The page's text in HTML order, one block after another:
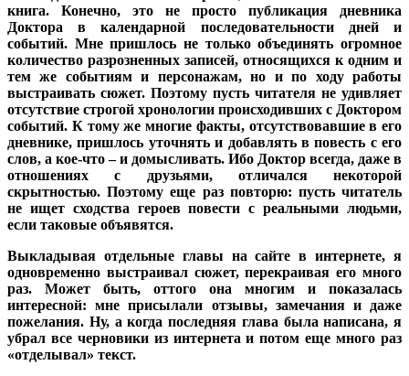
книга. Конечно, это не просто публикация дневника
Доктора в календарной последовательности дней и
событий. Мне пришлось не только объединять огромное
количество разрозненных записей, относящихся к одним и
тем же событиям и персонажам, но и по ходу работы
выстраивать сюжет. Поэтому пусть читателя не удивляет
отсутствие строгой хронологии происходивших с Доктором
событий. К тому же многие факты, отсутствовавшие в его
дневнике, пришлось уточнять и добавлять в повесть с его
слов, а кое-что – и домысливать. Ибо Доктор всегда, даже в
отношениях с друзьями, отличался некоторой
скрытностью. Поэтому еще раз повторю: пусть читатель
не ищет сходства героев повести с реальными людьми,
если таковые объявятся.
Выкладывая отдельные главы на сайте в интернете, я
одновременно выстраивал сюжет, перекраивая его много
раз. Может быть, оттого она многим и показалась
интересной: мне присылали отзывы, замечания и даже
пожелания. Ну, а когда последняя глава была написана, я
убрал все черновики из интернета и потом еще много раз
«отделывал» текст.